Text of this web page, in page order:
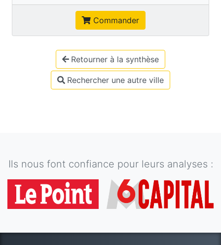
Commander
Retourner à la synthèse
Rechercher une autre ville
Ils nous font confiance pour leurs analyses :